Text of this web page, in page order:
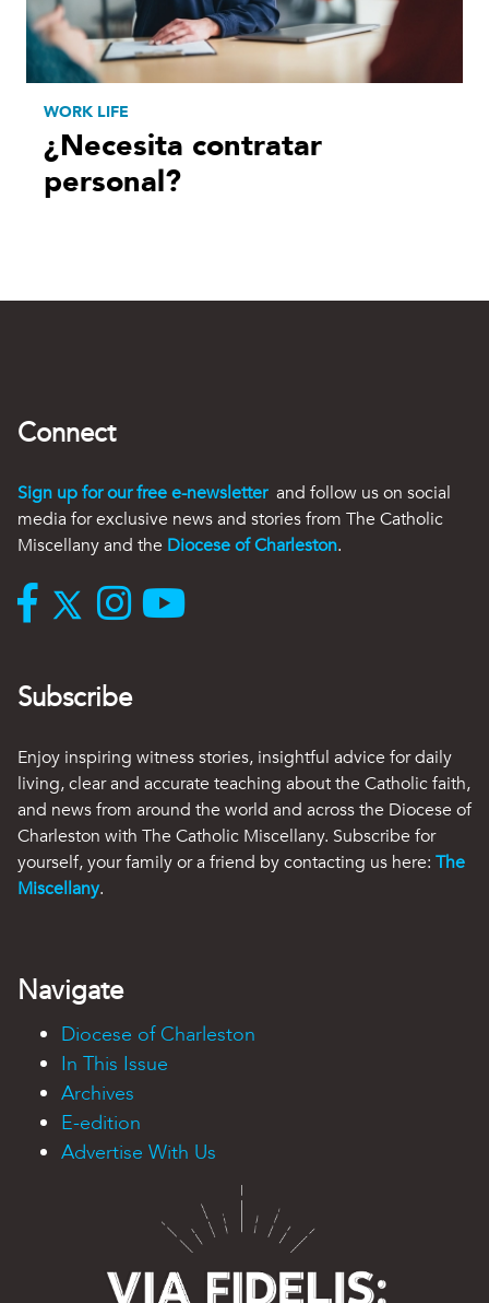
WORK LIFE
¿Necesita contratar
personal?
Connect
Sign up for our free e-newsletter and follow us on social
media for exclusive news and stories from The Catholic
Miscellany and the Diocese of Charleston.
Subscribe
Enjoy inspiring witness stories, insightful advice for daily
living, clear and accurate teaching about the Catholic faith,
and news from around the world and across the Diocese of
Charleston with The Catholic Miscellany. Subscribe for
yourself, your family or a friend by contacting us here: The
Miscellany.
Navigate
Diocese of Charleston
In This Issue
Archives
E-edition
Advertise With Us